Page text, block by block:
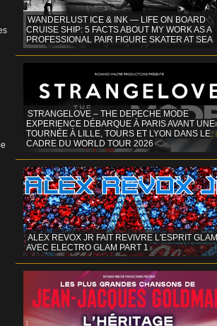
WANDERLUST ICE & INK — LIFE ON BOARD
CRUISE SHIP: 5 FACTS ABOUT MY WORK AS A
PROFESSIONAL PAIR FIGURE SKATER AT SEA
STRANGELOVE – THE DEPECHE MODE
EXPERIENCE DÉBARQUE À PARIS AVANT UNE
TOURNÉE À LILLE, TOURS ET LYON DANS LE
CADRE DU WORLD TOUR 2026
ALEX REVOX JR FAIT REVIVRE L'ESPRIT GLAM
AVEC ELECTRO GLAM PART 1